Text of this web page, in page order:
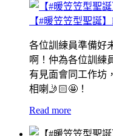
【#暖笠笠型聖誕
各位訓練員準備好
啊！仲為各位訓練
有見面會同工作坊
相喇🤳🏻🤩！
Read more